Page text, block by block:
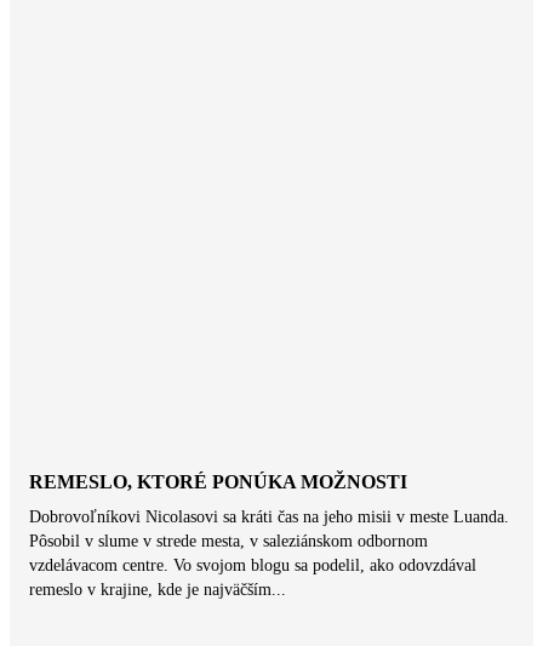
REMESLO, KTORÉ PONÚKA MOŽNOSTI
Dobrovoľníkovi Nicolasovi sa kráti čas na jeho misii v meste Luanda.
Pôsobil v slume v strede mesta, v saleziánskom odbornom
vzdelávacom centre. Vo svojom blogu sa podelil, ako odovzdával
remeslo v krajine, kde je najväčším...